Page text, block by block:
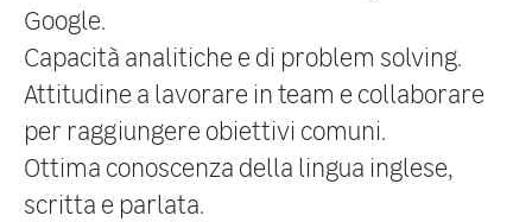
Google.
Capacità analitiche e di problem solving.
Attitudine a lavorare in team e collaborare
per raggiungere obiettivi comuni.
Ottima conoscenza della lingua inglese,
scritta e parlata.